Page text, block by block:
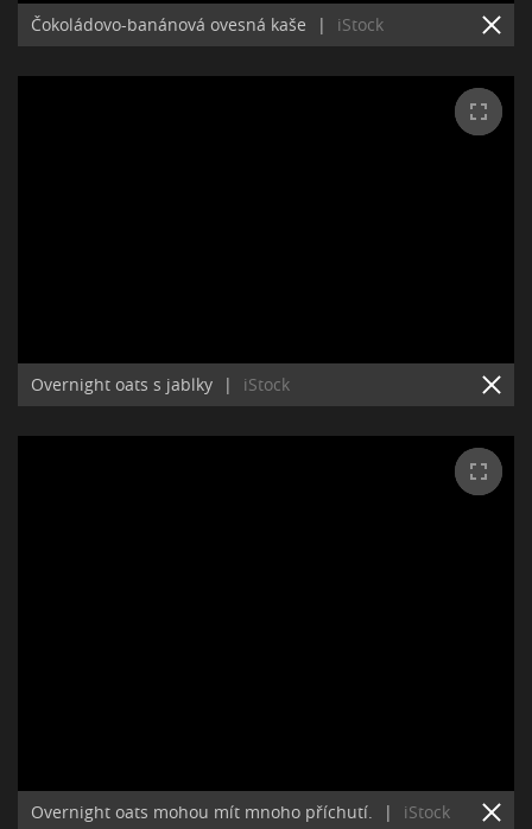
Čokoládovo-banánová ovesná kaše | iStock
Overnight oats s jablky | iStock
Overnight oats mohou mít mnoho příchutí. | iStock